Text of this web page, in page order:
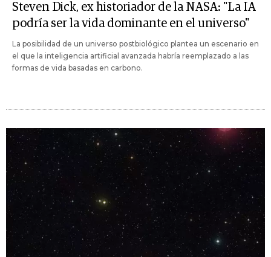
Steven Dick, ex historiador de la NASA: "La IA
podría ser la vida dominante en el universo"
La posibilidad de un universo postbiológico plantea un escenario en
el que la inteligencia artificial avanzada habría reemplazado a las
formas de vida basadas en carbono.